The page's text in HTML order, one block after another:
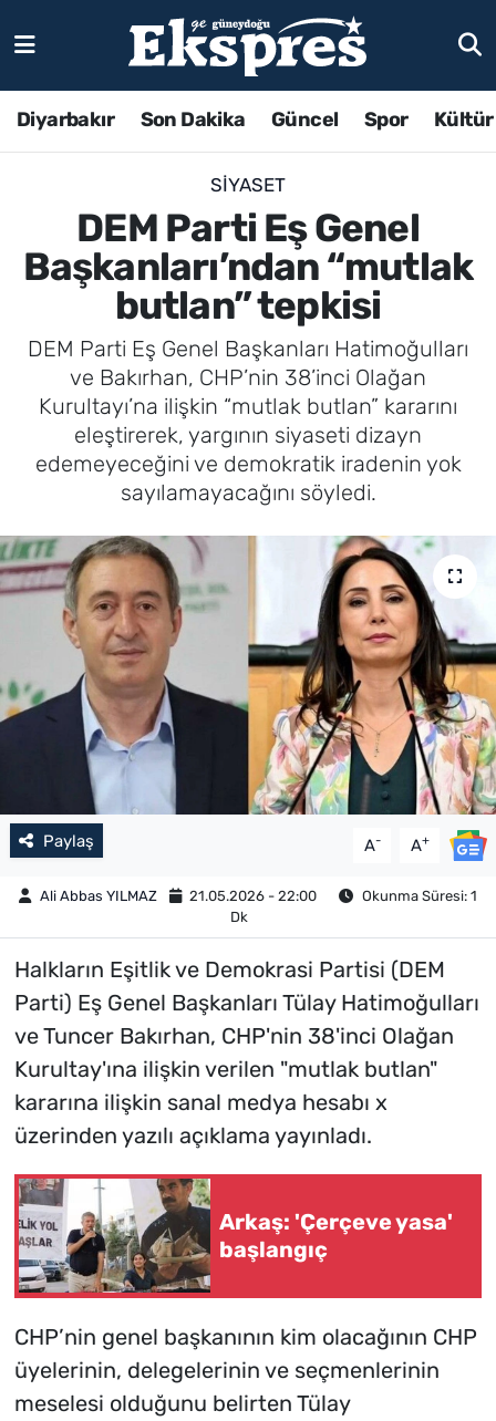
Diyarbakır Son Dakika Güncel Spor
SIYASET
DEM Parti Eş Genel
Başkanları’ndan “mutlak
butlan” tepkisi
DEM Parti Eş Genel Başkanları Hatimoğulları
ve Bakırhan, CHP’nin 38’inci Olağan
Kurultayı’na ilişkin “mutlak butlan” kararını
eleştirerek, yargının siyaseti dizayn
edemeyeceğini ve demokratik iradenin yok
sayılamayacağını söyledi.
Paylaş A- A+
Ali Abbas YILMAZ 21.05.2026 - 22:00
Okunma Süresi: 1
Dk
Halkların Eşitlik ve Demokrasi Partisi (DEM
Parti) Eş Genel Başkanları Tülay Hatimoğulları
ve Tuncer Bakırhan, CHP'nin 38'inci Olağan
Kurultay'ına ilişkin verilen "mutlak butlan"
kararına ilişkin sanal medya hesabı x
üzerinden yazılı açıklama yayınladı.
Arkaş: 'Çerçeve yasa'
başlangıç
CHP’nin genel başkanının kim olacağının CHP
üyelerinin, delegelerinin ve seçmenlerinin
meselesi olduğunu belirten Tülay